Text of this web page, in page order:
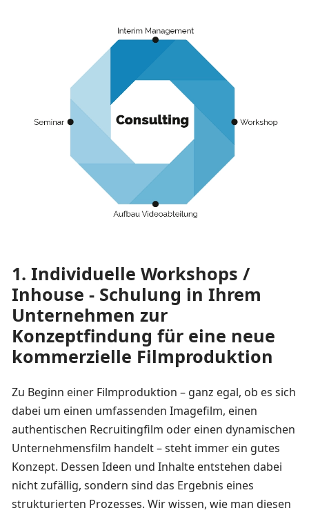
1. Individuelle Workshops /
Inhouse - Schulung in Ihrem
Unternehmen zur
Konzeptfindung für eine neue
kommerzielle Filmproduktion
Zu Beginn einer Filmproduktion – ganz egal, ob es sich
dabei um einen umfassenden Imagefilm, einen
authentischen Recruitingfilm oder einen dynamischen
Unternehmensfilm handelt – steht immer ein gutes
Konzept. Dessen Ideen und Inhalte entstehen dabei
nicht zufällig, sondern sind das Ergebnis eines
strukturierten Prozesses. Wir wissen, wie man diesen